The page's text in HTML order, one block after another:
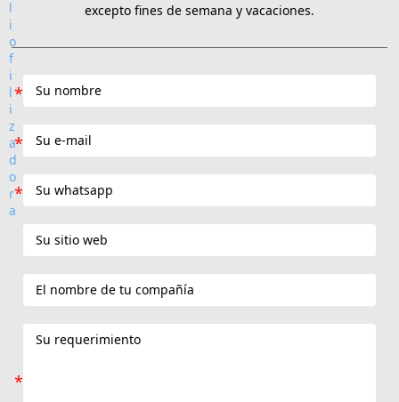
excepto fines de semana y vacaciones.